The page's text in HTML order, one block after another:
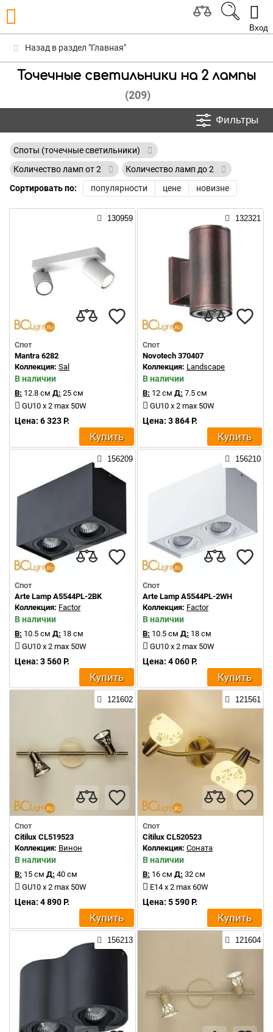
Вход
Назад в раздел "Главная"
Точечные светильники на 2 лампы
(209)
Фильтры
Споты (точечные светильники)
Количество ламп от 2
Количество ламп до 2
Сортировать по:
популярности цене новизне
130959
Спот
Mantra 6282
Коллекция: Sal
В наличии
В: 12.8 см Д: 25 см
GU10 x 2 max 50W
Цена: 6 323 Р.
Купить
132321
Спот
Novotech 370407
Коллекция: Landscape
В наличии
В: 12 см Д: 7.5 см
GU10 x 2 max 50W
Цена: 3 864 Р.
Купить
156209
Спот
Arte Lamp A5544PL-2BK
Коллекция: Factor
В наличии
В: 10.5 см Д: 18 см
GU10 x 2 max 50W
Цена: 3 560 Р.
Купить
156210
Спот
Arte Lamp A5544PL-2WH
Коллекция: Factor
В наличии
В: 10.5 см Д: 18 см
GU10 x 2 max 50W
Цена: 4 060 Р.
Купить
121602
Спот
Citilux CL519523
Коллекция: Винон
В наличии
В: 15 см Д: 40 см
GU10 x 2 max 50W
Цена: 4 890 Р.
Купить
121561
Спот
Citilux CL520523
Коллекция: Соната
В наличии
В: 16 см Д: 32 см
E14 x 2 max 60W
Цена: 5 590 Р.
Купить
156213 121604